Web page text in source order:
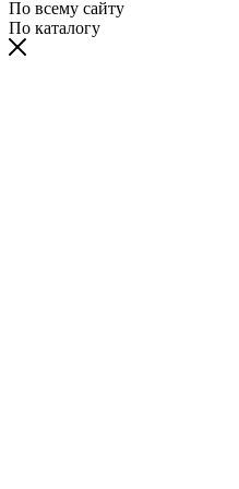
По всему сайту
По каталогу